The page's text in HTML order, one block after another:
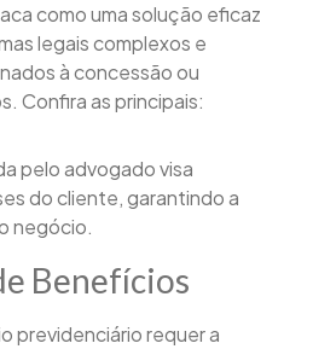
como uma solução eficaz
legais complexos e
à concessão ou
Confira as principais:
pelo advogado visa
do cliente, garantindo a
negócio.
Benefícios
previdenciário requer a